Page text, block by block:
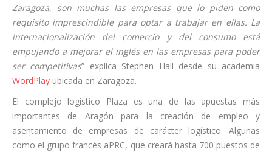
Zaragoza, son muchas las empresas que lo piden como
requisito imprescindible para optar a trabajar en ellas. La
internacionalización del comercio y del consumo está
empujando a mejorar el inglés en las empresas para poder
ser competitivas” explica Stephen Hall desde su academia
WordPlay ubicada en Zaragoza.
El complejo logístico Plaza es una de las apuestas más
importantes de Aragón para la creación de empleo y
asentamiento de empresas de carácter logístico. Algunas
como el grupo francés aPRC, que creará hasta 700 puestos de